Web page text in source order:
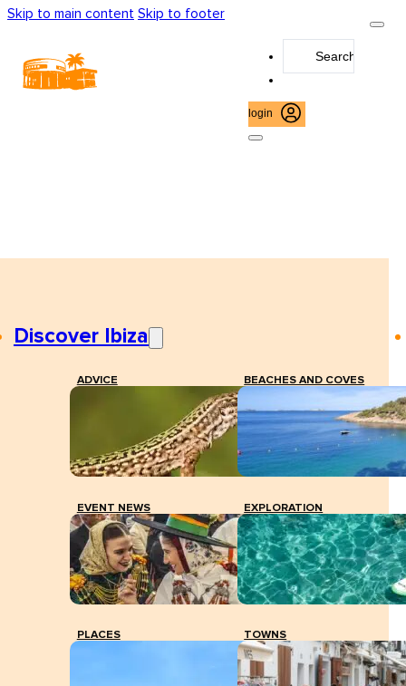
Skip to main content Skip to footer
login
Discover Ibiza
ADVICE BEACHES AND COVES
EVENT NEWS EXPLORATION
PLACES TOWNS